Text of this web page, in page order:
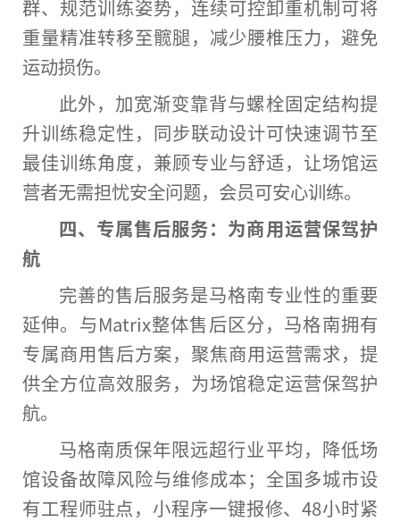
群、规范训练姿势，连续可控卸重机制可将
重量精准转移至髋腿，减少腰椎压力，避免
运动损伤。
此外，加宽渐变靠背与螺栓固定结构提
升训练稳定性，同步联动设计可快速调节至
最佳训练角度，兼顾专业与舒适，让场馆运
营者无需担忧安全问题，会员可安心训练。
四、专属售后服务：为商用运营保驾护
航
完善的售后服务是马格南专业性的重要
延伸。与Matrix整体售后区分，马格南拥有
专属商用售后方案，聚焦商用运营需求，提
供全方位高效服务，为场馆稳定运营保驾护
航。
马格南质保年限远超行业平均，降低场
馆设备故障风险与维修成本；全国多城市设
有工程师驻点，小程序一键报修、48小时紧